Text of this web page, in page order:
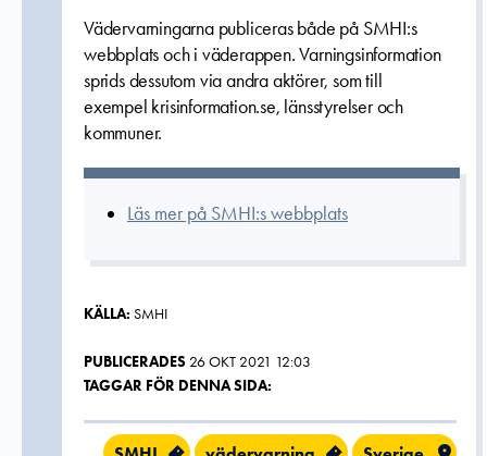
Vädervarningarna publiceras både på SMHI:s
webbplats och i väderappen. Varningsinformation
sprids dessutom via andra aktörer, som till
exempel krisinformation.se, länsstyrelser och
kommuner.
Läs mer på SMHI:s webbplats
KÄLLA: SMHI
PUBLICERADES 26 OKT 2021 12:03
TAGGAR FÖR DENNA SIDA: